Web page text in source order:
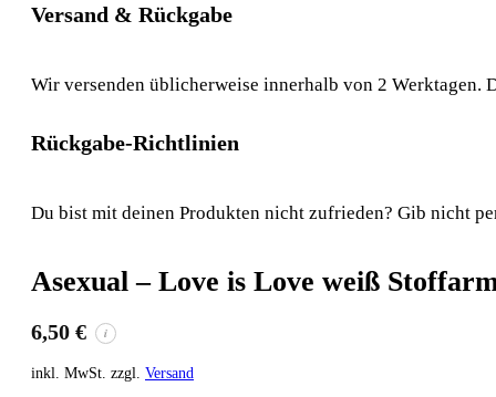
Versand & Rückgabe
Wir versenden üblicherweise innerhalb von 2 Werktagen.
Rückgabe-Richtlinien
Du bist mit deinen Produkten nicht zufrieden? Gib nicht
Asexual – Love is Love weiß
6,50 € i
inkl. MwSt. zzgl. Versand